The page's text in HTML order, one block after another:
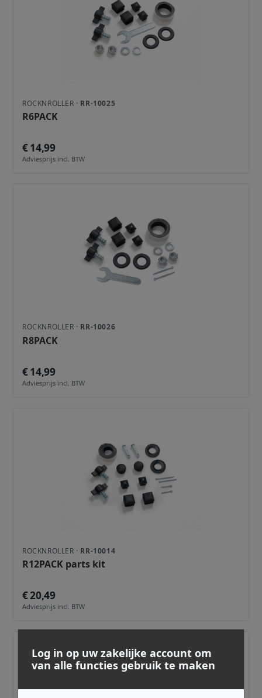
ROCKNROLLER · RR-10025
R6PACK
€ 14,99
Adviesprijs incl. BTW
ROCKNROLLER · RR-10026
R8PACK
€ 14,99
Adviesprijs incl. BTW
ROCKNROLLER · RR-10014
R12PACK parts kit
€ 20,49
Adviesprijs incl. BTW
Log in op uw zakelijke account om
van alle functies gebruik te maken